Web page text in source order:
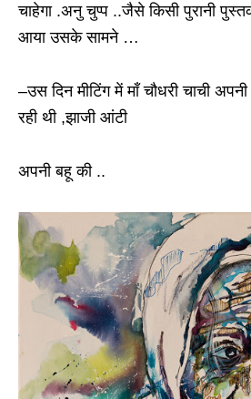
चाहेगा .अनु चुप्प ..जैसे किसी पुरानी
आया उसके सामने …
–उस दिन मीटिंग में माँ चौधरी चाची
रही थी ,झाजी आंटी
अपनी बहू की ..